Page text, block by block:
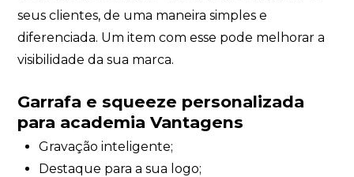
seus clientes, de uma maneira simples e
diferenciada. Um item com esse pode melhorar a
visibilidade da sua marca.
Garrafa e squeeze personalizada
para academia Vantagens
Gravação inteligente;
Destaque para a sua logo;